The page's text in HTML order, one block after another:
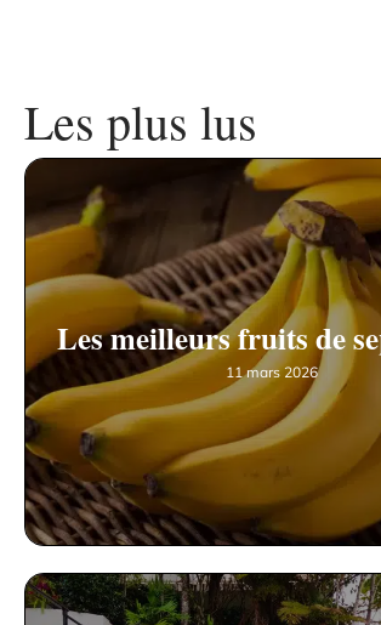
Les plus lus
Les meilleurs fruits de
11 mars 2026